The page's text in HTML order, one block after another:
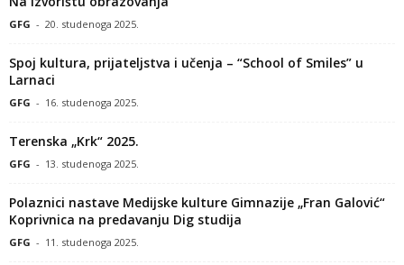
GFG - 20. studenoga 2025.
Spoj kultura, prijateljstva i učenja – “School of Smiles” u
Larnaci
GFG - 16. studenoga 2025.
Terenska „Krk“ 2025.
GFG - 13. studenoga 2025.
Polaznici nastave Medijske kulture Gimnazije „Fran Galović“
Koprivnica na predavanju Dig studija
GFG - 11. studenoga 2025.